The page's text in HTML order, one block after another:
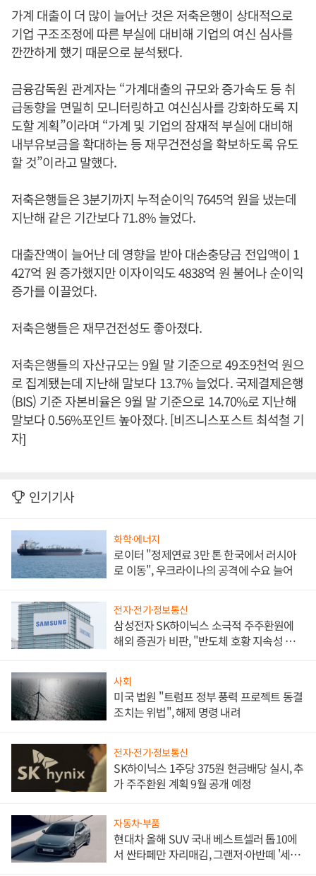
가계 대출이 더 많이 늘어난 것은 저축은행이 상대적으로
기업 구조조정에 따른 부실에 대비해 기업의 여신 심사를
깐깐하게 했기 때문으로 분석됐다.
금융감독원 관계자는 “가계대출의 규모와 증가속도 등 취
급동향을 면밀히 모니터링하고 여신심사를 강화하도록 지
도할 계획”이라며 “가계 및 기업의 잠재적 부실에 대비해
내부유보금을 확대하는 등 재무건전성을 확보하도록 유도
할 것”이라고 말했다.
저축은행들은 3분기까지 누적순이익 7645억 원을 냈는데
지난해 같은 기간보다 71.8% 늘었다.
대출잔액이 늘어난 데 영향을 받아 대손충당금 전입액이 1
427억 원 증가했지만 이자이익도 4838억 원 불어나 순이익
증가를 이끌었다.
저축은행들은 재무건전성도 좋아졌다.
저축은행들의 자산규모는 9월 말 기준으로 49조9천억 원으
로 집계됐는데 지난해 말보다 13.7% 늘었다. 국제결제은행
(BIS) 기준 자본비율은 9월 말 기준으로 14.70%로 지난해
말보다 0.56%포인트 높아졌다. [비즈니스포스트 최석철 기
자]
인기기사
화학·에너지
로이터 "정제연료 3만 톤 한국에서 러시아
로 이동", 우크라이나의 공격에 수요 늘어
전자·전기·정보통신
삼성전자 SK하이닉스 소극적 주주환원에
해외 증권가 비판, "반도체 호황 지속성 의
사회
미국 법원 "트럼프 정부 풍력 프로젝트 동결
조치는 위법", 해제 명령 내려
전자·전기·정보통신
SK하이닉스 1주당 375원 현금배당 실시, 추
가 주주환원 계획 9월 공개 예정
자동차·부품
현대차 올해 SUV 국내 베스트셀러 톱10에
서 싼타페만 자리매김, 그랜저·아반떼 '세단